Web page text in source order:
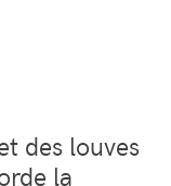
des louves
la